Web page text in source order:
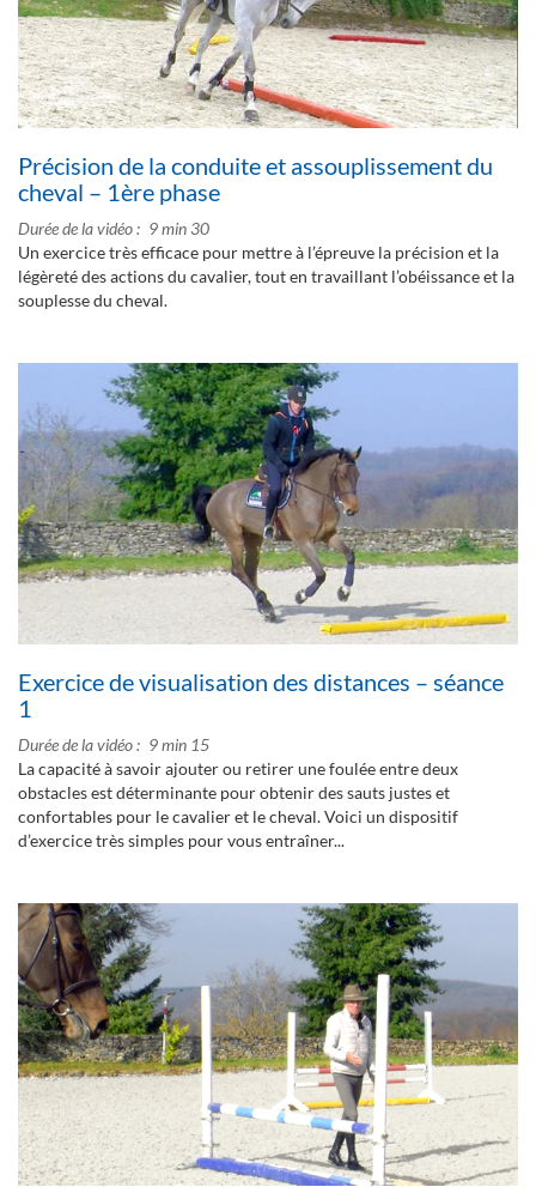
Précision de la conduite et assouplissement du
cheval – 1ère phase
Durée de la vidéo
9 min 30
Un exercice très efficace pour mettre à l’épreuve la précision et la
légèreté des actions du cavalier, tout en travaillant l’obéissance et la
souplesse du cheval.
Exercice de visualisation des distances – séance
1
Durée de la vidéo
9 min 15
La capacité à savoir ajouter ou retirer une foulée entre deux
obstacles est déterminante pour obtenir des sauts justes et
confortables pour le cavalier et le cheval. Voici un dispositif
d’exercice très simples pour vous entraîner...